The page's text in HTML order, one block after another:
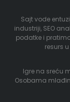
Sajt vode
industriji, SEO
podatke i
resurs
Igre na sreću
Osobama